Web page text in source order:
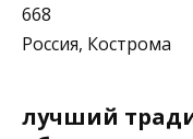
668
Россия, Кострома
лучший